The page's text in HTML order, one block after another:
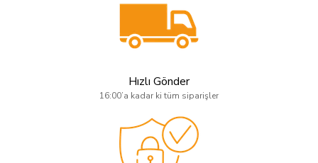
Hızlı Gönder
16:00’a kadar ki tüm siparişler